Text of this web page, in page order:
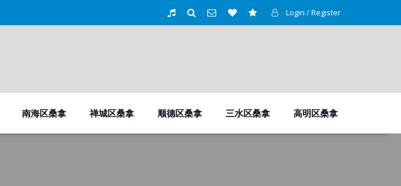
Login / Register
南海区桑拿 禅城区桑拿 顺德区桑拿 三水区桑拿 高明区桑拿